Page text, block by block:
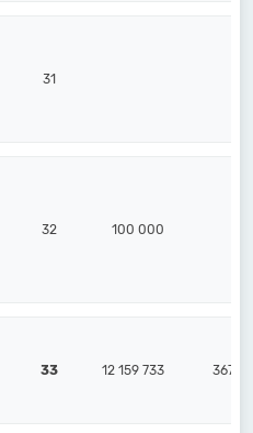
31
32 100 000
33 12 159 733 367